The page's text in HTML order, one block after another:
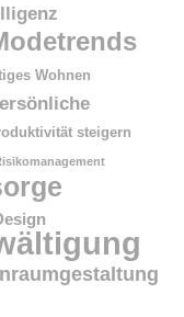
Wohnen
steigern